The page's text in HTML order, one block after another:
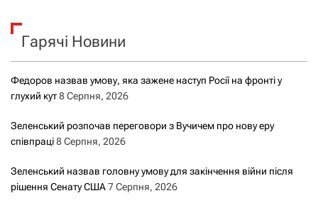
к
Гарячі Новини
Федоров назвав умову, яка зажене наступ Росії на фронті у
глухий кут8 Серпня, 2026
Зеленський розпочав переговори з Вучичем про нову еру
співпраці8 Серпня, 2026
Зеленський назвав головну умову для закінчення війни після
рішення Сенату США7 Серпня, 2026